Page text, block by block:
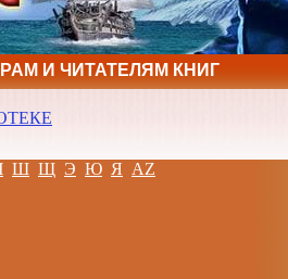
И ЧИТАТЕЛЯМ КНИГ
Ш Щ Э Ю Я AZ